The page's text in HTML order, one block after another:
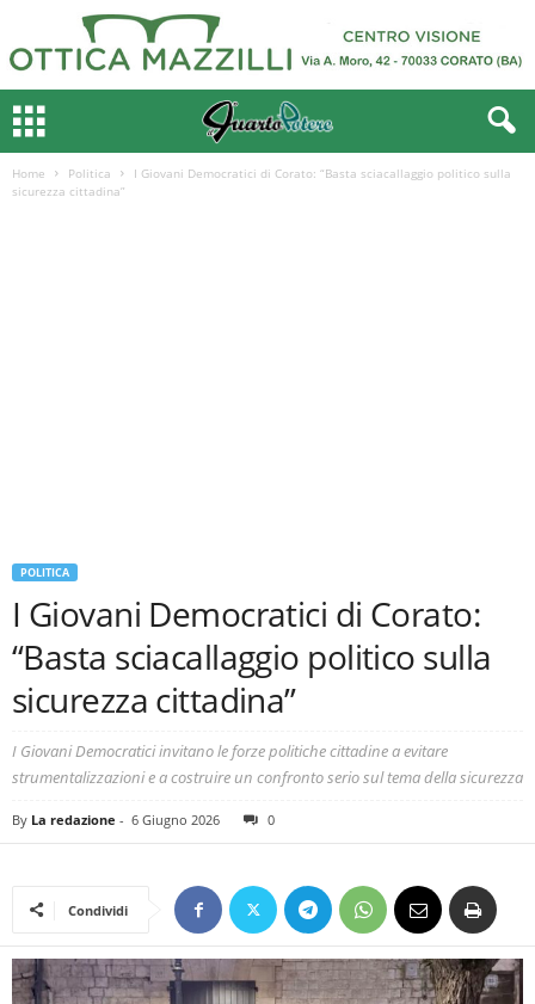
Home Politica
I Giovani Democratici di Corato: “Basta sciacallaggio politico sulla
sicurezza cittadina”
POLITICA
I Giovani Democratici di Corato:
“Basta sciacallaggio politico sulla
sicurezza cittadina”
I Giovani Democratici invitano le forze politiche cittadine a evitare
strumentalizzazioni e a costruire un confronto serio sul tema della sicurezza
By La redazione - 6 Giugno 2026 0
Condividi